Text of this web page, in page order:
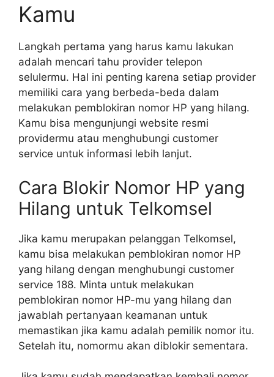
Kamu
Langkah pertama yang harus kamu lakukan
adalah mencari tahu provider telepon
selulermu. Hal ini penting karena setiap provider
memiliki cara yang berbeda-beda dalam
melakukan pemblokiran nomor HP yang hilang.
Kamu bisa mengunjungi website resmi
providermu atau menghubungi customer
service untuk informasi lebih lanjut.
Cara Blokir Nomor HP yang
Hilang untuk Telkomsel
Jika kamu merupakan pelanggan Telkomsel,
kamu bisa melakukan pemblokiran nomor HP
yang hilang dengan menghubungi customer
service 188. Minta untuk melakukan
pemblokiran nomor HP-mu yang hilang dan
jawablah pertanyaan keamanan untuk
memastikan jika kamu adalah pemilik nomor itu.
Setelah itu, nomormu akan diblokir sementara.